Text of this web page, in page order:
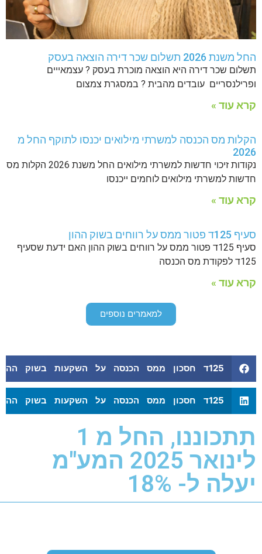
החל משנת 2026 תשלום שכר דירה הוצאה בעסק
תשלום שכר דירה היא הוצאה מוכרת בעסק ? עצמאייים
ופרילנסריים עובדים מהבית ? במסגרת צמצום
קרא עוד »
הקלות מס הכנסה למשרתי מילואים יכנסו לתוקף החל מ
2026
נקודות זיכוי חדשות למשרתי מילואים החל משנת 2026 הקלות מס
חדשות למשרתי מילואים לוחמים ייכנסו
קרא עוד »
סעיף 125ד פטור ממס על רווחים בשוק ההון
סעיף 125ד פטור ממס על רווחים בשוק ההון האם ידעת שסעיף
125ד לפקודת מס הכנסה
קרא עוד »
למאמרים נוספים
125ד חסכון ממס הכנסה על השקעות בשוק ההון
125ד חסכון ממס הכנסה על השקעות בשוק ההון
תתכוננו, החל מ 1
לינואר 2025 המע"מ
יעלה ל- 18%